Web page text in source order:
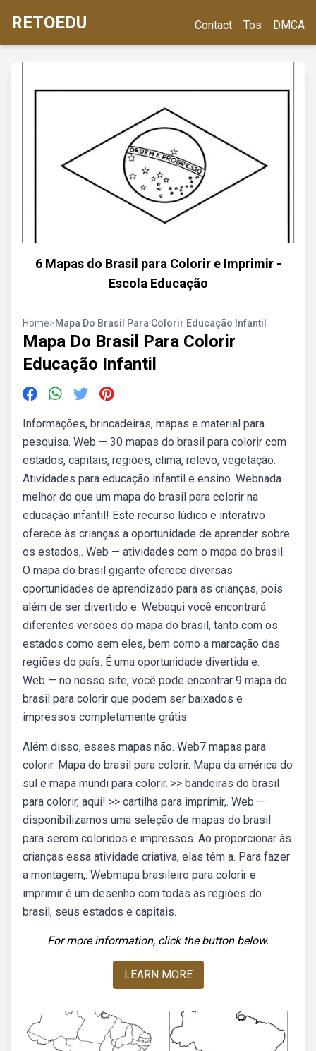
RETOEDU Contact Tos DMCA
6 Mapas do Brasil para Colorir e Imprimir -
Escola Educação
Home>Mapa Do Brasil Para Colorir Educação Infantil
Mapa Do Brasil Para Colorir
Educação Infantil
Informações, brincadeiras, mapas e material para
pesquisa. Web — 30 mapas do brasil para colorir com
estados, capitais, regiões, clima, relevo, vegetação.
Atividades para educação infantil e ensino. Webnada
melhor do que um mapa do brasil para colorir na
educação infantil! Este recurso lúdico e interativo
oferece às crianças a oportunidade de aprender sobre
os estados,. Web — atividades com o mapa do brasil.
O mapa do brasil gigante oferece diversas
oportunidades de aprendizado para as crianças, pois
além de ser divertido e. Webaqui você encontrará
diferentes versões do mapa do brasil, tanto com os
estados como sem eles, bem como a marcação das
regiões do país. É uma oportunidade divertida e.
Web — no nosso site, você pode encontrar 9 mapa do
brasil para colorir que podem ser baixados e
impressos completamente grátis.
Além disso, esses mapas não. Web7 mapas para
colorir. Mapa do brasil para colorir. Mapa da américa do
sul e mapa mundi para colorir. >> bandeiras do brasil
para colorir, aqui! >> cartilha para imprimir,. Web —
disponibilizamos uma seleção de mapas do brasil
para serem coloridos e impressos. Ao proporcionar às
crianças essa atividade criativa, elas têm a. Para fazer
a montagem,. Webmapa brasileiro para colorir e
imprimir é um desenho com todas as regiões do
brasil, seus estados e capitais.
For more information, click the button below.
LEARN MORE